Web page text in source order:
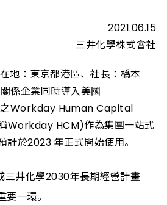
2021.06.15
三井化學株式會社
地：東京都港區、社長：橋本
係企業同時導入美國
Workday Human Capital
HCM)作為集團一站式
計於2023 年正式開始使用。
三井化學2030年長期經營計畫
一環。